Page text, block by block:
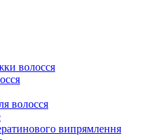
волосся
волосся
випрямлення